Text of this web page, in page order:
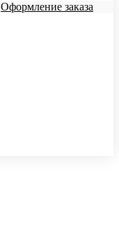
Оформление заказа